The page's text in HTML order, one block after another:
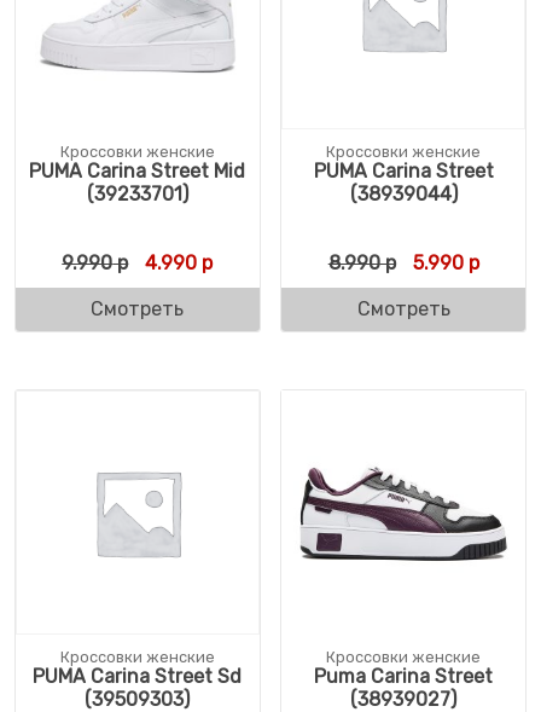
Кроссовки женские
PUMA Carina Street Mid
(39233701)
9.990р Первоначальная цена составляла 9.990 р.
4.990 рТекущая цена: 4.990 р.
Смотреть
Кроссовки женские
PUMA Carina Street
(38939044)
8.990р 5.990р
Смотреть
Кроссовки женские
PUMA Carina Street Sd
(39509303)
Кроссовки женские
Puma Carina Street
(38939027)